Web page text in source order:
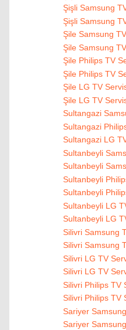
Şişli Samsung
Şişli Samsung
Şile Samsung
Şile Samsung
Şile Philips TV
Şile Philips TV
Şile LG TV
Şile LG TV
Sultangazi
Sultangazi
Sultangazi LG
Sultanbeyli
Sultanbeyli
Sultanbeyli
Sultanbeyli
Sultanbeyli LG
Sultanbeyli LG
Silivri Samsung
Silivri Samsung
Silivri LG TV
Silivri LG TV
Silivri Philips TV
Silivri Philips TV
Sariyer
Sariyer